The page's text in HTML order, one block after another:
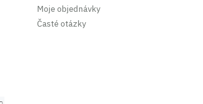
Moje objednávky
Časté otázky